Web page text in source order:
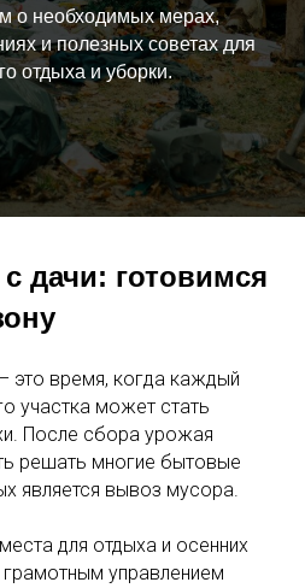
о необходимых мерах,
и полезных советах для
отдыха и уборки.
дачи: готовимся
это время, когда каждый
участка может стать
После сбора урожая
решать многие бытовые
является вывоз мусора.
для отдыха и осенних
управлением